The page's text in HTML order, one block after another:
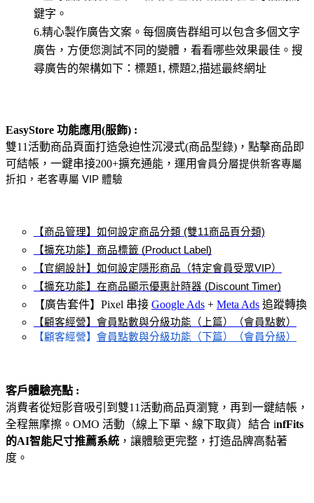
鍵字。
6.精心製作廣告文案。每個廣告群組可以包含多個文字
廣告，方便您測試不同的變體，看看哪些效果最佳。搜
尋廣告的架構如下：標題1, 標題2,描述最終網址
EasyStore 功能應用(服飾) :
雙11活動商品頁面打造急迫性沉浸式(商品型錄)，點擊商品即
可結帳，一鍵串接200+擴充通能，運用會員分層提供新客專屬
折扣，老客專屬 VIP 體驗
【商品管理】 如何設定商品分類 (雙11商品頁分類)
【擴充功能】 商品標籤 (Product Label)
【官網設計】 如何設定隱形商品 （特定會員受眾VIP）
【擴充功能】 在商品顯示優惠計時器 (Discount Timer)
【廣告套件】Pixel 串接 Google Ads + Meta Ads 追蹤轉換
【顧客經營】 會員點數與分級功能（上篇）（會員點數）
【顧客經營】 會員點數與分級功能（下篇）（會員分級）
客戶體驗亮點 :
消費者從短影音吸引到雙11活動商品頁瀏覽，再到一鍵結帳，
全程無摩擦。OMO 活動（線上下單、線下取貨）結合 infFits
的AI智能尺寸推薦系統 ，讓體驗更完整，打造品牌高黏著
度。